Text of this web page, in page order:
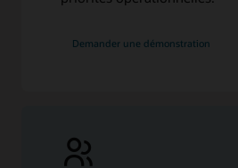
Demander une démonstration